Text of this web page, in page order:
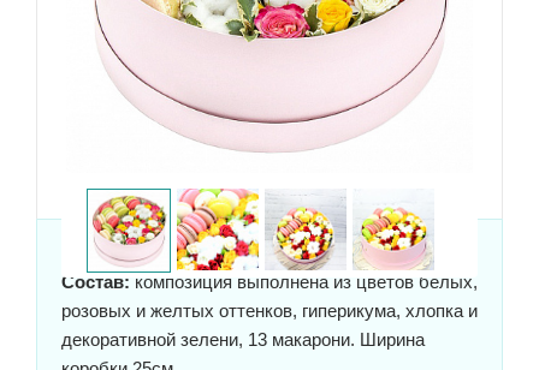
Next
Состав: композиция выполнена из цветов белых,
розовых и желтых оттенков, гиперикума, хлопка и
декоративной зелени, 13 макарони. Ширина